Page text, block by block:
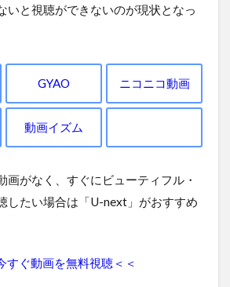
いと視聴ができないのが現状となっ
GYAO ニコニコ動画
動画イズム
画がなく、すぐにビューティフル・
したい場合は「U-next」がおすすめ
すぐ動画を無料視聴＜＜